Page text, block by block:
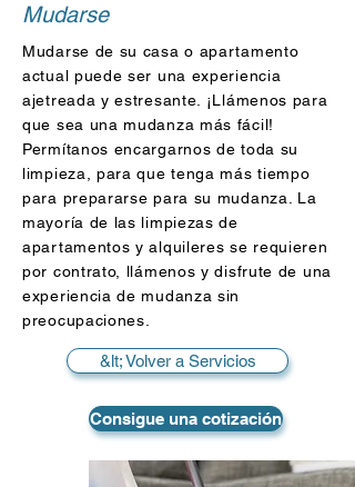
Mudarse
Mudarse de su casa o apartamento
actual puede ser una experiencia
ajetreada y estresante. ¡Llámenos para
que sea una mudanza más fácil!
Permítanos encargarnos de toda su
limpieza, para que tenga más tiempo
para prepararse para su mudanza. La
mayoría de las limpiezas de
apartamentos y alquileres se requieren
por contrato, llámenos y disfrute de una
experiencia de mudanza sin
preocupaciones.
&lt; Volver a Servicios
Consigue una cotización